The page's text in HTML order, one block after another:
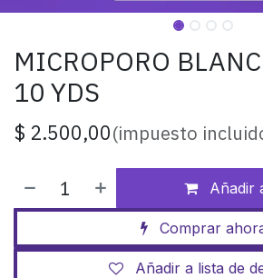
MICROPORO
10 YDS
$ 2.500,00(impuesto
Añadir
Comprar
Añadir a lista de